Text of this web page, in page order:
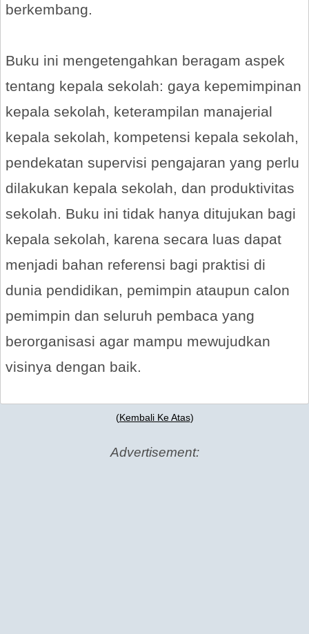
berkembang.
Buku ini mengetengahkan beragam aspek
tentang kepala sekolah: gaya kepemimpinan
kepala sekolah, keterampilan manajerial
kepala sekolah, kompetensi kepala sekolah,
pendekatan supervisi pengajaran yang perlu
dilakukan kepala sekolah, dan produktivitas
sekolah. Buku ini tidak hanya ditujukan bagi
kepala sekolah, karena secara luas dapat
menjadi bahan referensi bagi praktisi di
dunia pendidikan, pemimpin ataupun calon
pemimpin dan seluruh pembaca yang
berorganisasi agar mampu mewujudkan
visinya dengan baik.
(Kembali Ke Atas)
Advertisement: